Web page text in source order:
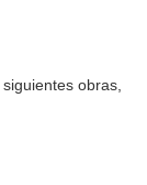
obras,